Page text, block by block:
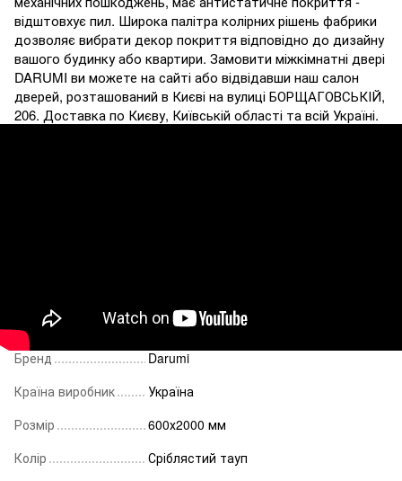
відштовхує пил. Широка палітра колірних рішень фабрики
дозволяє вибрати декор покриття відповідно до дизайну
вашого будинку або квартири. Замовити міжкімнатні двері
DARUMI ви можете на сайті або відвідавши наш салон
дверей, розташований в Києві на вулиці БОРЩАГОВСЬКІЙ,
206. Доставка по Києву, Київській області та всій Україні.
Бренд
Darumi
Країна виробник
Україна
Розмір
600х2000 мм
Колір
Сріблястий тауп